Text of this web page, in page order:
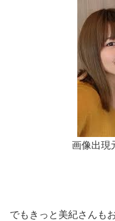
画像出現
でもきっと美紀さんも